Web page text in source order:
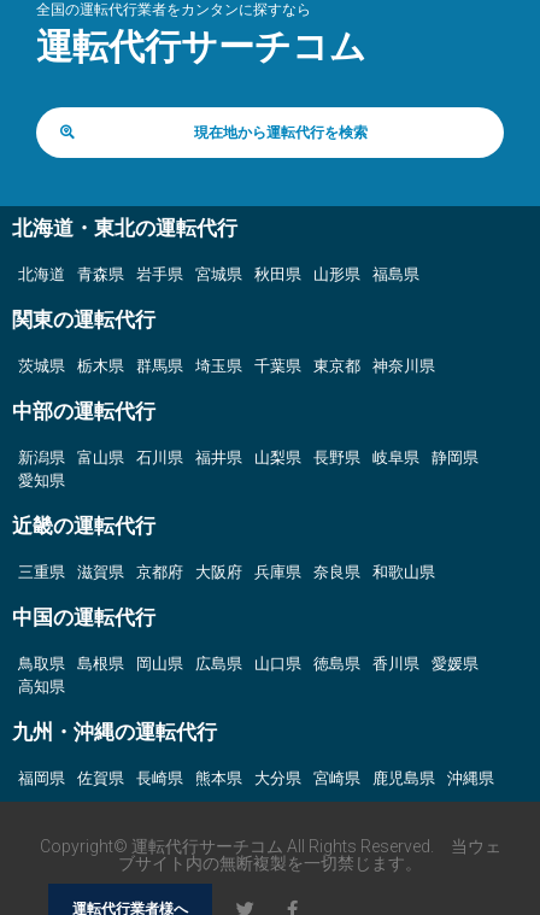
全国の運転代行業者をカンタンに探すなら
運転代行サーチコム
現在地から運転代行を検索
北海道・東北の運転代行
北海道 青森県 岩手県 宮城県 秋田県 山形県 福島県
関東の運転代行
茨城県 栃木県 群馬県 埼玉県 千葉県 東京都 神奈川県
中部の運転代行
新潟県 富山県 石川県 福井県 山梨県 長野県 岐阜県
静岡県
愛知県
近畿の運転代行
三重県 滋賀県 京都府 大阪府 兵庫県 奈良県 和歌山県
中国の運転代行
鳥取県 島根県 岡山県 広島県 山口県 徳島県 香川県
愛媛県
高知県
九州・沖縄の運転代行
福岡県 佐賀県 長崎県 熊本県 大分県 宮崎県 鹿児島県 沖縄県
Copyright© 運転代行サーチコム All Rights Reserved. 当ウェ
ブサイト内の無断複製を一切禁じます。
運転代行業者様へ